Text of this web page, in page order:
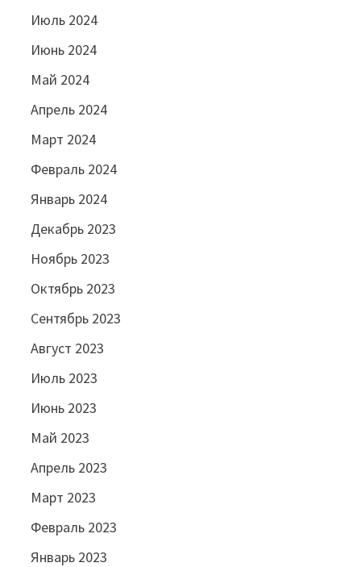
Июль 2024
Июнь 2024
Май 2024
Апрель 2024
Март 2024
Февраль 2024
Январь 2024
Декабрь 2023
Ноябрь 2023
Октябрь 2023
Сентябрь 2023
Август 2023
Июль 2023
Июнь 2023
Май 2023
Апрель 2023
Март 2023
Февраль 2023
Январь 2023